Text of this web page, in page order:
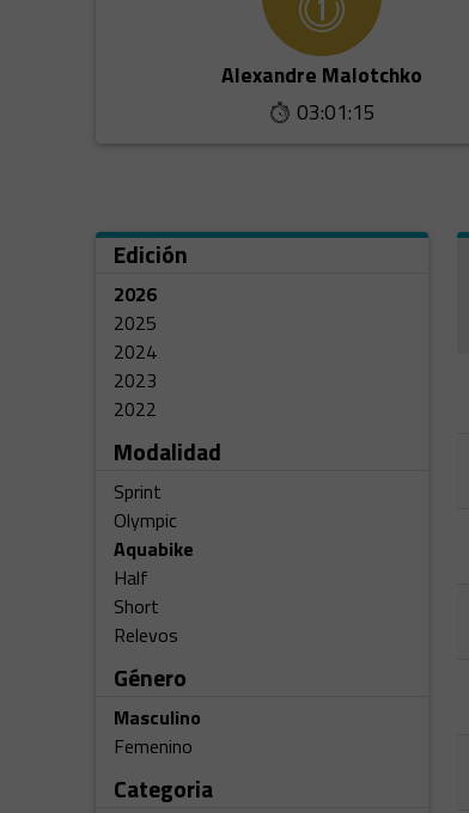
Alexandre Malotchko
03:01:15
Edición
2026
2025
2024
2023
2022
Modalidad
Sprint
Olympic
Aquabike
Half
Short
Relevos
Género
Masculino
Femenino
Categoria